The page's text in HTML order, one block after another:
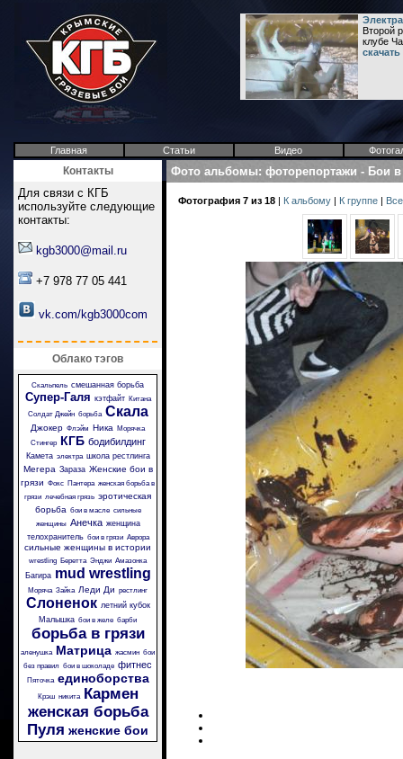
Второй
клубе
Главная Статьи Видео
Контакты
Для связи с КГБ
используйте следующие
контакты:
kgb3000@mail.ru
+7 978 77 05 441
vk.com/kgb3000com
Облако тэгов
Скальпель смешанная борьба
Супер-Галя кэтфайт
Китана
Солдат Джейн борьба Скала
Джокер Флэйм Ника
Морячка
Стингер
КГБ бодибилдинг
Камета электра школа рестлинга
Мегера Зараза Женские бои в
грязи Фокс Пантера женская борьба в
грязи лечебная грязь эротическая
борьба бои в масле сильные
женщины Анечка женщина
телохранитель бои в грязи Аврора
сильные женщины в истории
wrestling Беретта Энджи Амазонка
Багира mud wrestling
Моряча Зайка Леди Ди рестлинг
Слоненок летний кубок
Малышка бои в желе барби
борьба в грязи
аленушка Матрица жасмин бои
без правил бои в шоколаде фитнес
Пяточка единоборства
Крэш никита
Кармен
женская борьба
Пуля женские бои
Фото альбомы: фоторепортажи - Бои
Фотография 7 из 18 | К альбому | К группе |